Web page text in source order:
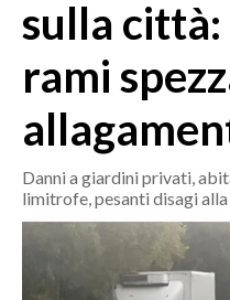
OGLIASTRA
CRONACA
ITALIA
MONDO
sulla
rami
Danni a giardini privati,
limitrofe, pesanti disagi